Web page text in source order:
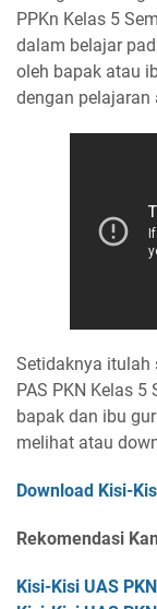
PPKn Kelas 5
dalam belajar
oleh bapak atau
dengan pelajaran
Setidaknya itulah
PAS PKN Kelas
bapak dan ibu
melihat atau
Download Kisi-
Rekomendasi
Kisi-Kisi UAS